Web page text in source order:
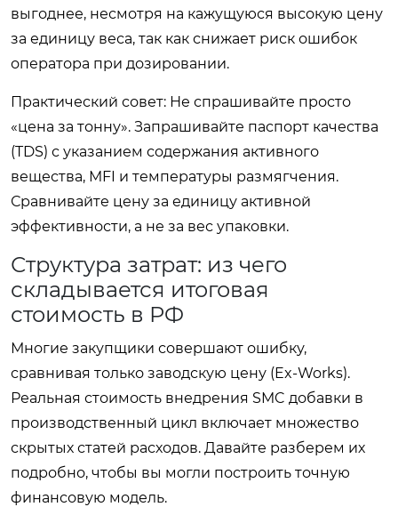
выгоднее, несмотря на кажущуюся высокую цену
за единицу веса, так как снижает риск ошибок
оператора при дозировании.
Практический совет: Не спрашивайте просто
«цена за тонну». Запрашивайте паспорт качества
(TDS) с указанием содержания активного
вещества, MFI и температуры размягчения.
Сравнивайте цену за единицу активной
эффективности, а не за вес упаковки.
Структура затрат: из чего
складывается итоговая
стоимость в РФ
Многие закупщики совершают ошибку,
сравнивая только заводскую цену (Ex-Works).
Реальная стоимость внедрения SMC добавки в
производственный цикл включает множество
скрытых статей расходов. Давайте разберем их
подробно, чтобы вы могли построить точную
финансовую модель.